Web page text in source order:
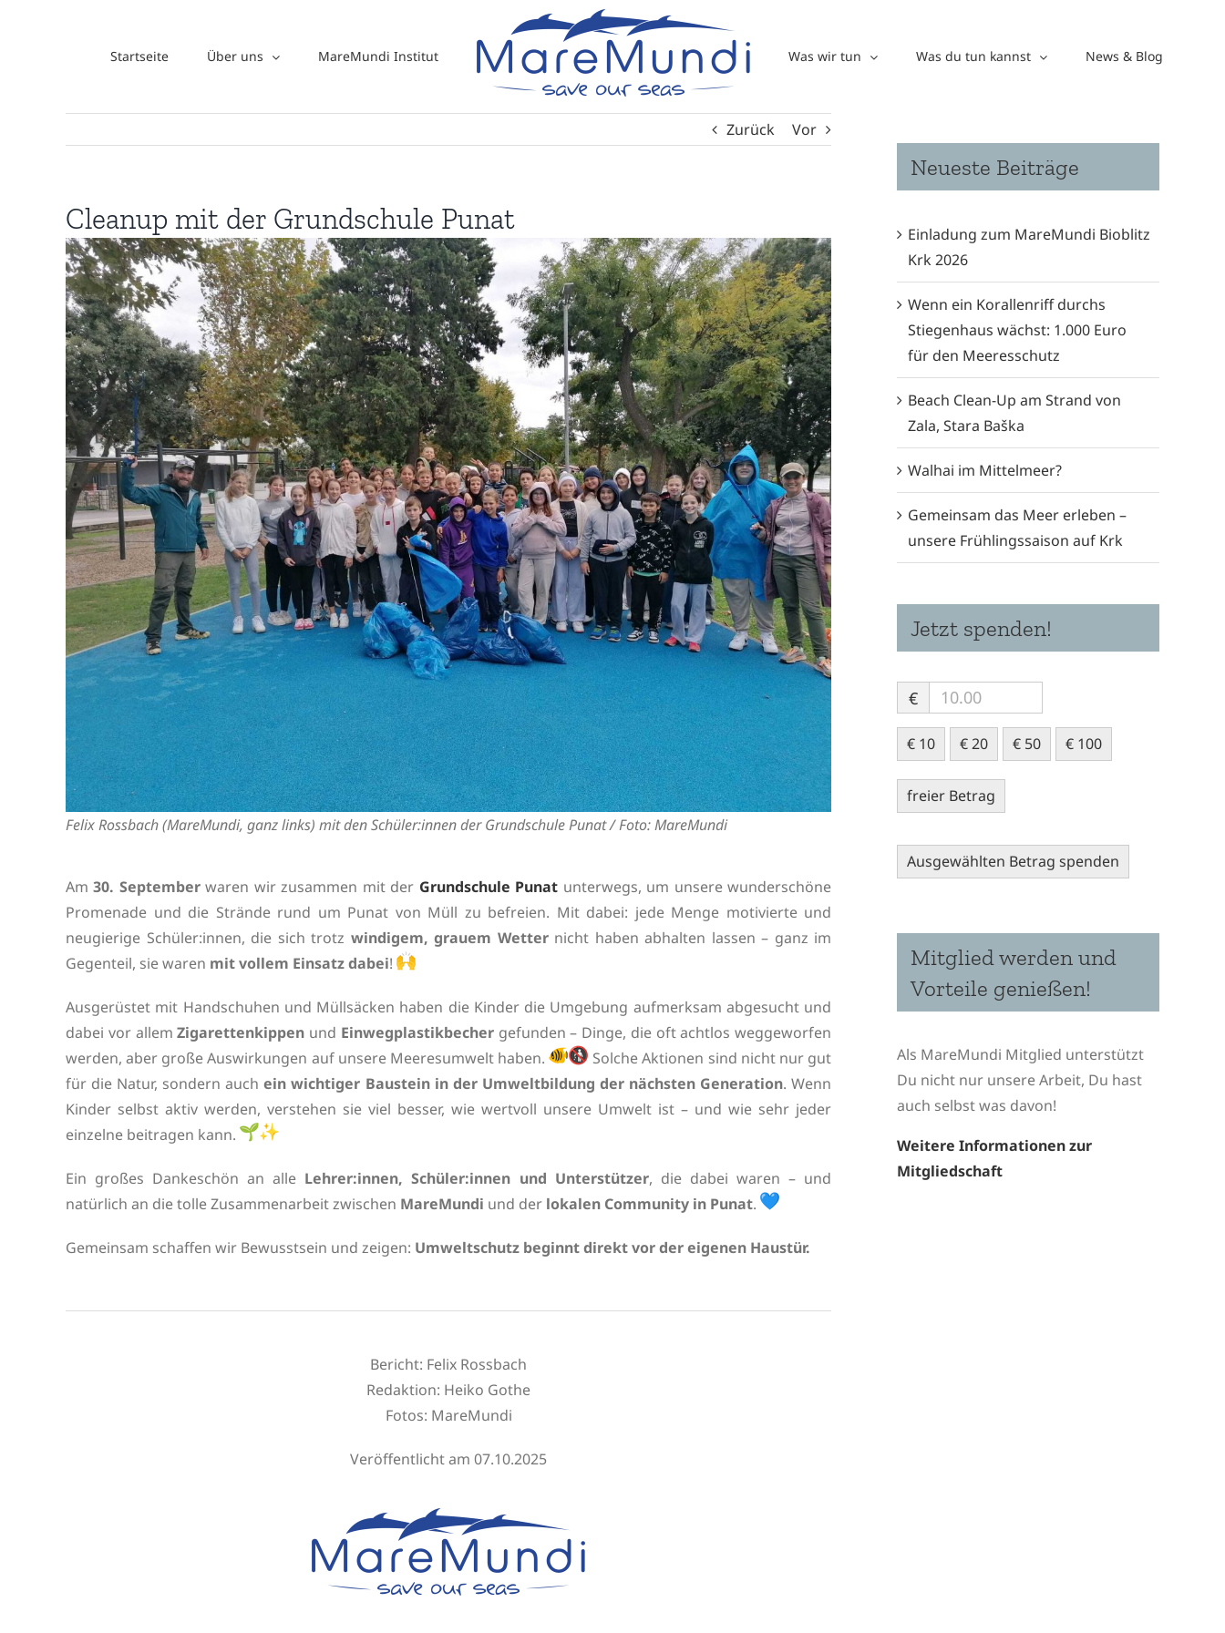
Startseite Über uns MareMundi Institut Was wir tun Was du tun kannst News & Blog
Zurück Vor
Cleanup mit der Grundschule Punat
Felix Rossbach (MareMundi, ganz links) mit den Schüler:innen der Grundschule Punat / Foto: MareMundi
Am30. Septemberwaren wir zusammen mit der Grundschule Punat unterwegs, um unsere wunderschöne
Promenade und die Strände rund um Punat von Müll zu befreien. Mit dabei: jede Menge motivierte und
neugierige Schüler:innen, die sich trotz windigem, grauem Wetternicht haben abhalten lassen – ganz im
Gegenteil, sie waren mit vollem Einsatz dabei!
Ausgerüstet mit Handschuhen und Müllsäcken haben die Kinder die Umgebung aufmerksam abgesucht und
dabei vor allemZigarettenkippen und Einwegplastikbechergefunden – Dinge, die oft achtlos weggeworfen
werden, aber große Auswirkungen auf unsere Meeresumwelt haben.
Solche Aktionen sind nicht nur gut
für die Natur, sondern auchein wichtiger Baustein in der Umweltbildung der nächsten Generation. Wenn
Kinder selbst aktiv werden, verstehen sie viel besser, wie wertvoll unsere Umwelt ist – und wie sehr jeder
einzelne beitragen kann.
Ein großes Dankeschön an alle Lehrer:innen, Schüler:innen und Unterstützer, die dabei waren – und
natürlich an die tolle Zusammenarbeit zwischen MareMundi und der lokalen Community in Punat.
Gemeinsam schaffen wir Bewusstsein und zeigen: Umweltschutz beginnt direkt vor der eigenen Haustür.
Bericht: Felix Rossbach
Redaktion: Heiko Gothe
Fotos: MareMundi
Veröffentlicht am 07.10.2025
Neueste Beiträge
Einladung zum MareMundi Bioblitz
Krk 2026
Wenn ein Korallenriff durchs
Stiegenhaus wächst: 1.000 Euro
für den Meeresschutz
Beach Clean-Up am Strand von
Zala, Stara Baška
Walhai im Mittelmeer?
Gemeinsam das Meer erleben –
unsere Frühlingssaison auf Krk
Jetzt spenden!
€
€ 10 € 20 € 50 € 100
freier Betrag
Ausgewählten Betrag spenden
Mitglied werden und
Vorteile genießen!
Als MareMundi Mitglied unterstützt
Du nicht nur unsere Arbeit, Du hast
auch selbst was davon!
Weitere Informationen zur
Mitgliedschaft